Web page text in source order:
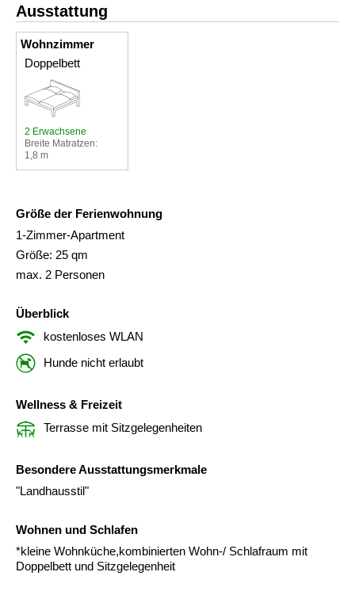
Ausstattung
Wohnzimmer
Doppelbett
2 Erwachsene
Breite Matratzen:
1,8 m
Größe der Ferienwohnung
1-Zimmer-Apartment
Größe: 25 qm
max. 2 Personen
Überblick
kostenloses WLAN
Hunde nicht erlaubt
Wellness & Freizeit
Terrasse mit Sitzgelegenheiten
Besondere Ausstattungsmerkmale
"Landhausstil"
Wohnen und Schlafen
*kleine Wohnküche,kombinierten Wohn-/ Schlafraum mit
Doppelbett und Sitzgelegenheit